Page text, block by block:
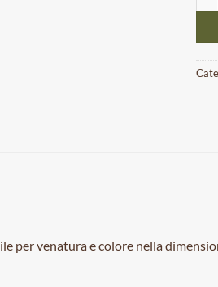
per venatura e colore nella